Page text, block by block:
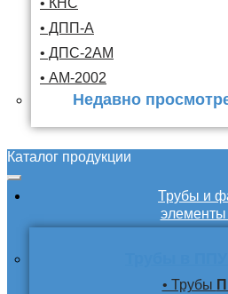
• КНС
• ДПП-А
• ДПС-2АМ
• АМ-2002
Недавно
Каталог продукции
Трубы и
• Трубы